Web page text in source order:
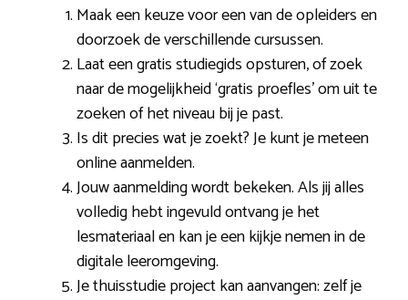
Maak een keuze voor een van de opleiders en
doorzoek de verschillende cursussen.
Laat een gratis studiegids opsturen, of zoek
naar de mogelijkheid ‘gratis proefles’ om uit te
zoeken of het niveau bij je past.
Is dit precies wat je zoekt? Je kunt je meteen
online aanmelden.
Jouw aanmelding wordt bekeken. Als jij alles
volledig hebt ingevuld ontvang je het
lesmateriaal en kan je een kijkje nemen in de
digitale leeromgeving.
Je thuisstudie project kan aanvangen: zelf je